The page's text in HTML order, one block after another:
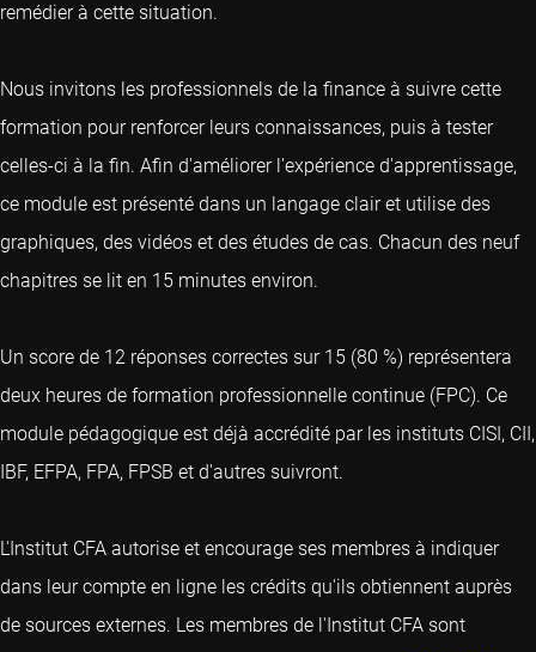
remédier à cette situation.
Nous invitons les professionnels de la finance à suivre cette
formation pour renforcer leurs connaissances, puis à tester
celles-ci à la fin. Afin d'améliorer l'expérience d'apprentissage,
ce module est présenté dans un langage clair et utilise des
graphiques, des vidéos et des études de cas. Chacun des neuf
chapitres se lit en 15 minutes environ.
Un score de 12 réponses correctes sur 15 (80 %) représentera
deux heures de formation professionnelle continue (FPC). Ce
module pédagogique est déjà accrédité par les instituts CISI, CII,
IBF, EFPA, FPA, FPSB et d'autres suivront.
L'Institut CFA autorise et encourage ses membres à indiquer
dans leur compte en ligne les crédits qu'ils obtiennent auprès
de sources externes. Les membres de l'Institut CFA sont